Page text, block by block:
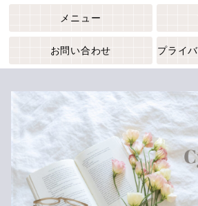
メニュー
お問い合わせ